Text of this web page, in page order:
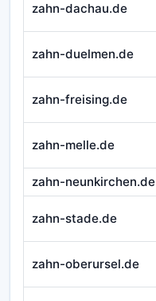
zahn-dachau.de
zahn-duelmen.de
zahn-freising.de
zahn-melle.de
zahn-neunkirchen.de
zahn-stade.de
zahn-oberursel.de